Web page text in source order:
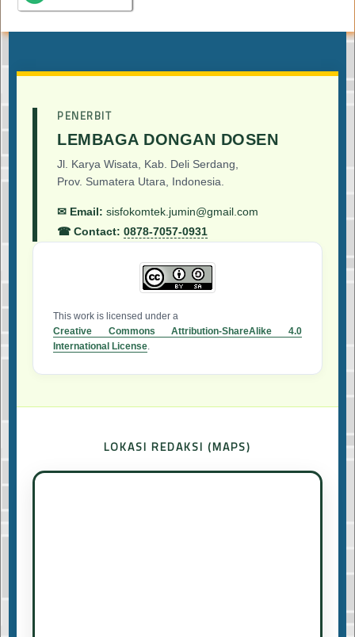
PENERBIT
LEMBAGA DONGAN DOSEN
Jl. Karya Wisata, Kab. Deli Serdang,
Prov. Sumatera Utara, Indonesia.
✉ Email: sisfokomtek.jumin@gmail.com
☎ Contact: 0878-7057-0931
This work is licensed under a
Creative Commons Attribution-ShareAlike 4.0
International License
LOKASI REDAKSI (MAPS)